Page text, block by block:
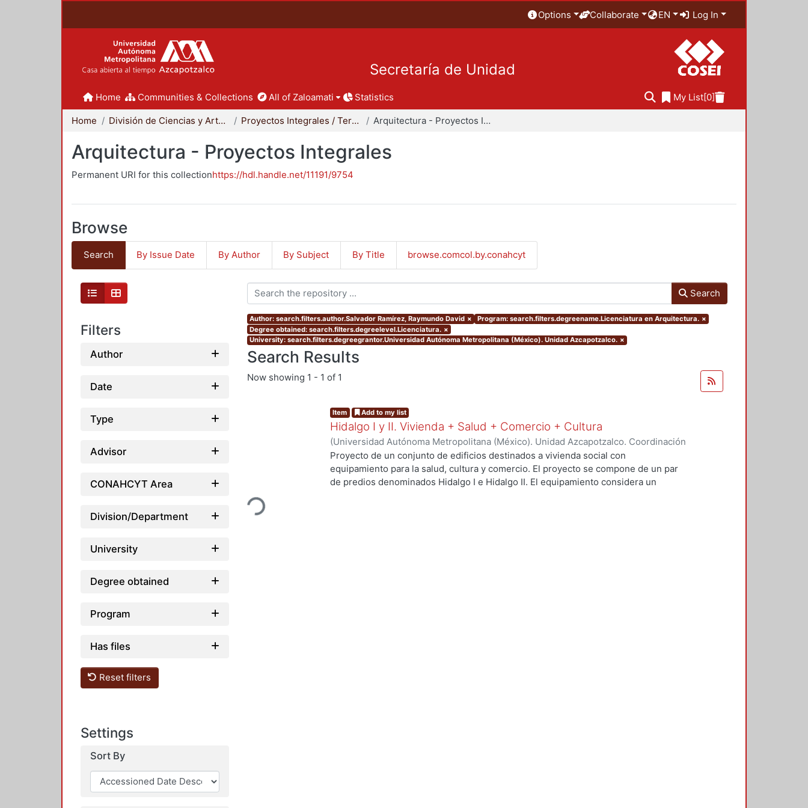
Options Collaborate EN Log In
Secretaría de Unidad
Home Communities & Collections All of Zaloamati Statistics My List[0]
Home División de Ciencias y Artes para el Diseño Proyectos Integrales / Terminales - Licenciatura Arquitectura - Proyectos Integrales
Arquitectura - Proyectos Integrales
Permanent URI for this collectionhttps://hdl.handle.net/11191/9754
Browse
Search By Issue Date By Author By Subject By Title browse.comcol.by.conahcyt
Filters
Author
Date
Type
Advisor
CONAHCYT Area
Division/Department
University
Degree obtained
Program
Has files
Reset filters
Settings
Sort By
Search
Author: search.filters.author.Salvador Ramírez, Raymundo David × Program: search.filters.degreename.Licenciatura en Arquitectura. ×
Degree obtained: search.filters.degreelevel.Licenciatura. ×
University: search.filters.degreegrantor.Universidad Autónoma Metropolitana (México). Unidad Azcapotzalco. ×
Search Results
Now showing 1 - 1 of 1
Loading...
Item Add to my list
Hidalgo I y II. Vivienda + Salud + Comercio + Cultura
(Universidad Autónoma Metropolitana (México). Unidad Azcapotzalco. Coordinación
de Servicios de Información.,2023-10)Escalona Rivero, Yesenia; Salvador Ramírez,
Raymundo David
Proyecto de un conjunto de edificios destinados a vivienda social con
equipamiento para la salud, cultura y comercio. El proyecto se compone de un par
de predios denominados Hidalgo I e Hidalgo II. El equipamiento considera un